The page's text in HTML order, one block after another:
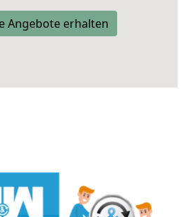
Angebote erhalten